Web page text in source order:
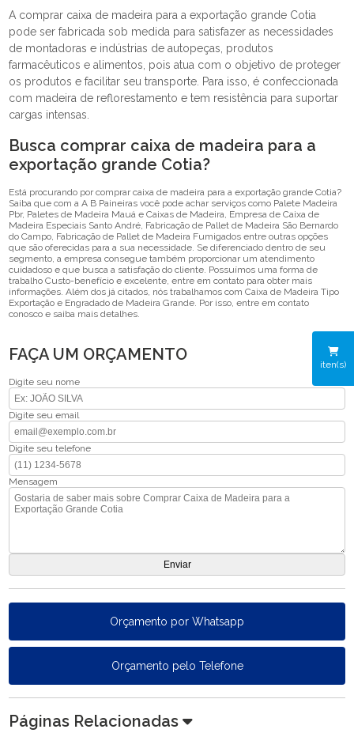
iten(s)
A comprar caixa de madeira para a exportação grande Cotia
pode ser fabricada sob medida para satisfazer as necessidades
de montadoras e indústrias de autopeças, produtos
farmacêuticos e alimentos, pois atua com o objetivo de proteger
os produtos e facilitar seu transporte. Para isso, é confeccionada
com madeira de reflorestamento e tem resistência para suportar
cargas intensas.
Busca comprar caixa de madeira para a
exportação grande Cotia?
Está procurando por comprar caixa de madeira para a exportação grande Cotia?
Saiba que com a A B Paineiras você pode achar serviços como Palete Madeira
Pbr, Paletes de Madeira Mauá e Caixas de Madeira, Empresa de Caixa de
Madeira Especiais Santo André, Fabricação de Pallet de Madeira São Bernardo
do Campo, Fabricação de Pallet de Madeira Fumigados entre outras opções
que são oferecidas para a sua necessidade. Se diferenciado dentro de seu
segmento, a empresa consegue também proporcionar um atendimento
cuidadoso e que busca a satisfação do cliente. Possuímos uma forma de
trabalho Custo-benefício e excelente, entre em contato para obter mais
informações. Além dos já citados, nós trabalhamos com Caixa de Madeira Tipo
Exportação e Engradado de Madeira Grande. Por isso, entre em contato
conosco e saiba mais detalhes.
FAÇA UM ORÇAMENTO
Digite seu nome
Digite seu email
Digite seu telefone
Mensagem
Orçamento por Whatsapp
Orçamento pelo Telefone
Páginas Relacionadas